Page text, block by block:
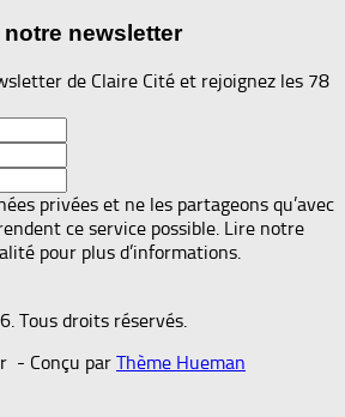
newsletter
de Claire Cité et rejoignez les 78
privées et ne les partageons qu’avec
ce service possible. Lire notre
pour plus d’informations.
Tous droits réservés.
- Conçu par Thème Hueman